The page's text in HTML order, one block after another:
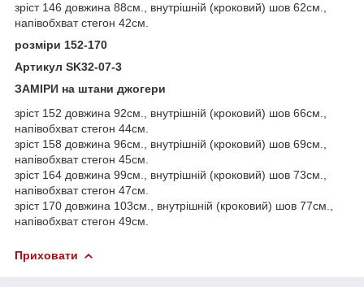
зріст 146 довжина 88см., внутрішній (кроковий) шов 62см.,
напівобхват стегон 42см.
розміри 152-170
Артикул SK32-07-3
ЗАМІРИ на штани джогери
зріст 152 довжина 92см., внутрішній (кроковий) шов 66см.,
напівобхват стегон 44см.
зріст 158 довжина 96см., внутрішній (кроковий) шов 69см.,
напівобхват стегон 45см.
зріст 164 довжина 99см., внутрішній (кроковий) шов 73см.,
напівобхват стегон 47см.
зріст 170 довжина 103см., внутрішній (кроковий) шов 77см.,
напівобхват стегон 49см.
Приховати